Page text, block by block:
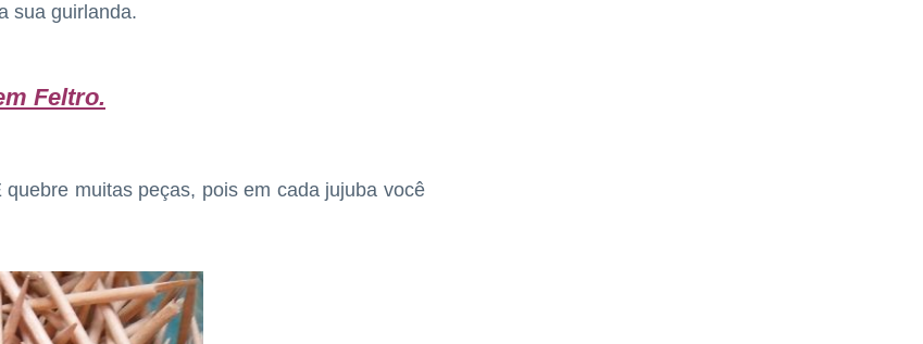
sua guirlanda.
Feltro.
muitas peças, pois em cada jujuba você